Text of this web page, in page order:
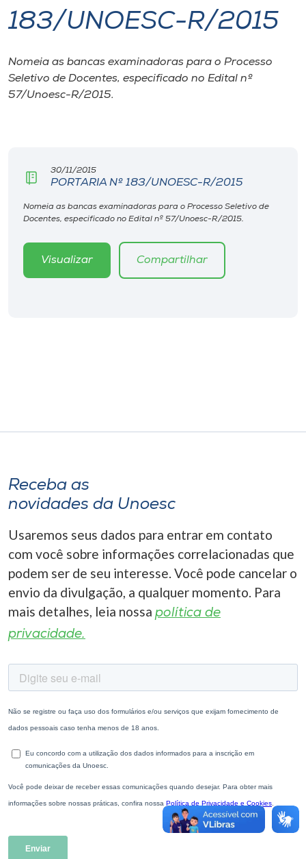
I.nova
Diplomados
Rádio
A+
183/UNOESC-R/2015
Nomeia as bancas examinadoras para o Processo
Seletivo de Docentes, especificado no Edital nº
57/Unoesc-R/2015.
30/11/2015
PORTARIA Nº 183/UNOESC-R/2015
Nomeia as bancas examinadoras para o Processo Seletivo de
Docentes, especificado no Edital nº 57/Unoesc-R/2015.
Visualizar Compartilhar
Receba as
novidades da Unoesc
Usaremos seus dados para entrar em contato
com você sobre informações correlacionadas que
podem ser de seu interesse. Você pode cancelar o
envio da divulgação, a qualquer momento. Para
mais detalhes, leia nossa política de
privacidade.